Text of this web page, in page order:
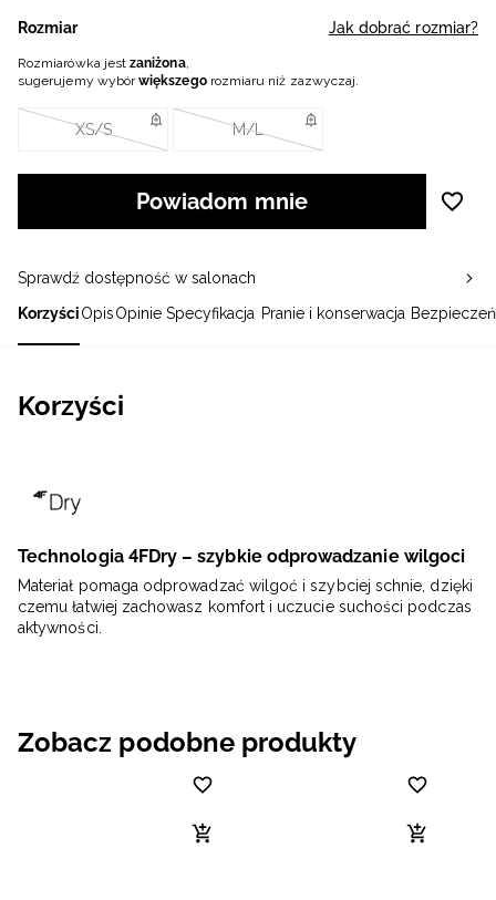
KorzyściOpisOpinie Specyfikacja Pranie i konserwacja
Korzyści
Technologia 4FDry – szybkie odprowadzanie wilgoci
Materiał pomaga odprowadzać wilgoć i szybciej schnie, dzięki
czemu łatwiej zachowasz komfort i uczucie suchości podczas
aktywności.
Rozmiar Jak dobrać rozmiar?
Rozmiarówka jestzaniżona,
sugerujemy wybórwiększegorozmiaru niż zazwyczaj.
XS/S M/L
Powiadom mnie
Sprawdź dostępność w salonach
Zobacz podobne produkty